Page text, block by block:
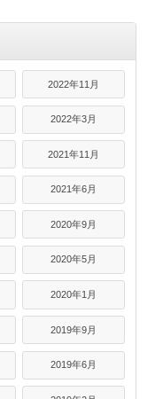
2022年11月
2022年3月
2021年11月
2021年6月
2020年9月
2020年5月
2020年1月
2019年9月
2019年6月